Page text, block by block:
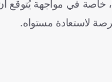
خاصة في مواجهة يُتوقع
لاستعادة مستواه.